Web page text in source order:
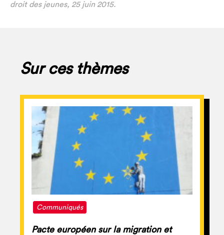
droit des jeunes, 25 juin 2015.
Sur ces thèmes
Communiqués
Pacte européen sur la migration et